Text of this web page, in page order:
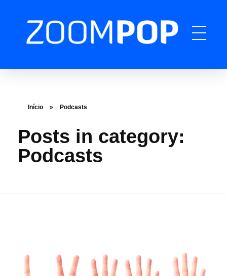
Início » Podcasts
Posts in category:
Podcasts